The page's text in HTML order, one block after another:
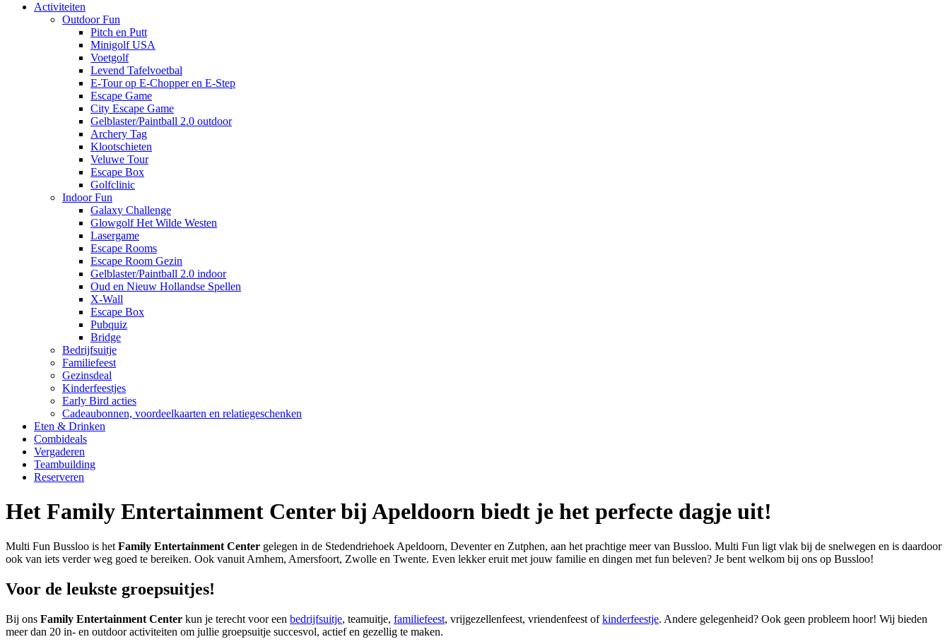
Activiteiten
Outdoor Fun
Pitch en Putt
Minigolf USA
Voetgolf
Levend Tafelvoetbal
E-Tour op E-Chopper en E-Step
Escape Game
City Escape Game
Gelblaster/Paintball 2.0 outdoor
Archery Tag
Klootschieten
Veluwe Tour
Escape Box
Golfclinic
Indoor Fun
Galaxy Challenge
Glowgolf Het Wilde Westen
Lasergame
Escape Rooms
Escape Room Gezin
Gelblaster/Paintball 2.0 indoor
Oud en Nieuw Hollandse Spellen
X-Wall
Escape Box
Pubquiz
Bridge
Bedrijfsuitje
Familiefeest
Gezinsdeal
Kinderfeestjes
Early Bird acties
Cadeaubonnen, voordeelkaarten en relatiegeschenken
Eten & Drinken
Combideals
Vergaderen
Teambuilding
Reserveren
Het Family Entertainment Center bij Apeldoorn biedt je het perfecte dagje uit!
Multi Fun Bussloo is het Family Entertainment Center gelegen in de Stedendriehoek Apeldoorn, Deventer en Zutphen, aan het prachtige meer van Bussloo. Multi Fun ligt vlak bij de snelwegen en is daardoor
ook van iets verder weg goed te bereiken. Ook vanuit Arnhem, Amersfoort, Zwolle en Twente. Even lekker eruit met jouw familie en dingen met fun beleven? Je bent welkom bij ons op Bussloo!
Voor de leukste groepsuitjes!
Bij ons Family Entertainment Center kun je terecht voor een bedrijfsuitje, teamuitje, familiefeest, vrijgezellenfeest, vriendenfeest ofkinderfeestje. Andere gelegenheid? Ook geen probleem hoor! Wij bieden
meer dan 20 in- en outdoor activiteiten om jullie groepsuitje succesvol, actief en gezellig te maken.